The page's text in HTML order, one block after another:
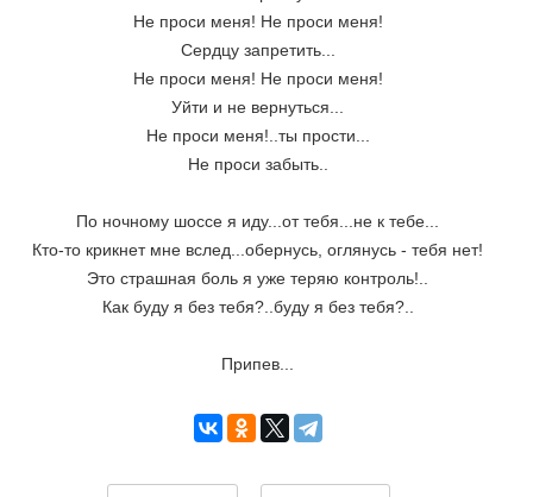
Не проси меня! Не проси меня!
Сердцу запретить...
Не проси меня! Не проси меня!
Уйти и не вернуться...
Не проси меня!..ты прости...
Не проси забыть..
По ночному шоссе я иду...от тебя...не к тебе...
Кто-то крикнет мне вслед...обернусь, оглянусь - тебя нет!
Это страшная боль я уже теряю контроль!..
Как буду я без тебя?..буду я без тебя?..
Припев...